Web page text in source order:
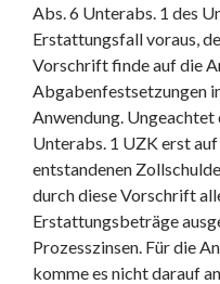
Abs. 6 Unterabs. 1 des
Erstattungsfall voraus,
Vorschrift finde auf die
Abgabenfestsetzungen
Anwendung. Ungeachtet
Unterabs. 1 UZK erst
entstandenen
durch diese Vorschrift
Erstattungsbeträge
Prozesszinsen. Für die
komme es nicht darauf